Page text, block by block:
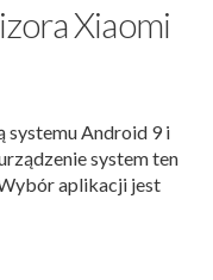
Xiaomi
systemu Android 9 i
system ten
aplikacji jest